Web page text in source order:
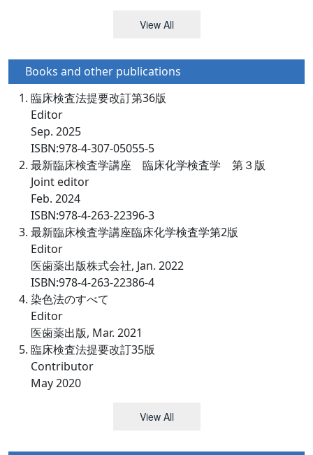
View All
Books and other publications
臨床検査法提要改訂第36版
Editor
Sep. 2025
ISBN:978-4-307-05055-5
最新臨床検査学講座 臨床化学検査学 第３版
Joint editor
Feb. 2024
ISBN:978-4-263-22396-3
最新臨床検査学講座臨床化学検査学第2版
Editor
医歯薬出版株式会社, Jan. 2022
ISBN:978-4-263-22386-4
染色法のすべて
Editor
医歯薬出版, Mar. 2021
臨床検査法提要改訂35版
Contributor
May 2020
View All